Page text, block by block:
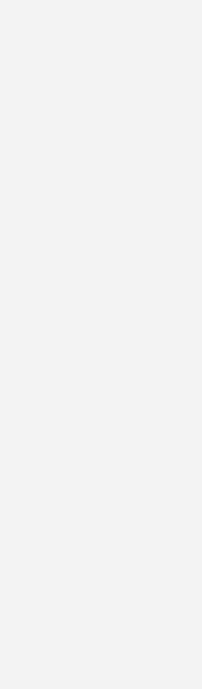
steht derzeit auf dem
umstritten
Fernwärmenetzen, vor
auf die reale
in der
Energien-
stammenden Fernwärme
und von
angerechnet – auf
Vergangenheit
im letzten Jahrzehnt
aus der Kernenergie mit
mehr umkehrbaren
zu
– also nicht mehr
Gebäuden ist eine Kraft-
Fernwärme nicht
und CO
passende“ Strom-